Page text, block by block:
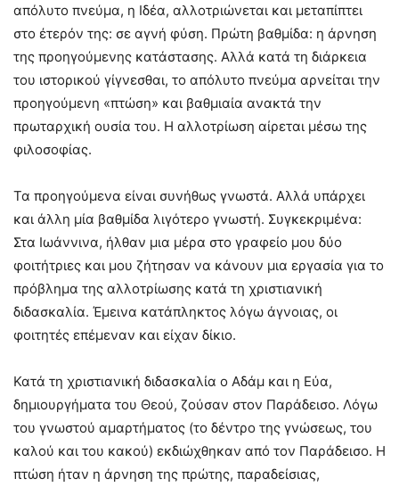
απόλυτο πνεύμα, η Ιδέα, αλλοτριώνεται και μεταπίπτει
στο έτερόν της: σε αγνή φύση. Πρώτη βαθμίδα: η άρνηση
της προηγούμενης κατάστασης. Αλλά κατά τη διάρκεια
του ιστορικού γίγνεσθαι, το απόλυτο πνεύμα αρνείται την
προηγούμενη «πτώση» και βαθμιαία ανακτά την
πρωταρχική ουσία του. Η αλλοτρίωση αίρεται μέσω της
φιλοσοφίας.
Τα προηγούμενα είναι συνήθως γνωστά. Αλλά υπάρχει
και άλλη μία βαθμίδα λιγότερο γνωστή. Συγκεκριμένα:
Στα Ιωάννινα, ήλθαν μια μέρα στο γραφείο μου δύο
φοιτήτριες και μου ζήτησαν να κάνουν μια εργασία για το
πρόβλημα της αλλοτρίωσης κατά τη χριστιανική
διδασκαλία. Έμεινα κατάπληκτος λόγω άγνοιας, οι
φοιτητές επέμεναν και είχαν δίκιο.
Κατά τη χριστιανική διδασκαλία ο Αδάμ και η Εύα,
δημιουργήματα του Θεού, ζούσαν στον Παράδεισο. Λόγω
του γνωστού αμαρτήματος (το δέντρο της γνώσεως, του
καλού και του κακού) εκδιώχθηκαν από τον Παράδεισο. Η
πτώση ήταν η άρνηση της πρώτης, παραδείσιας,